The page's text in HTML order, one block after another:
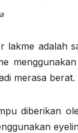
adalah
merasa berat.
diberikan